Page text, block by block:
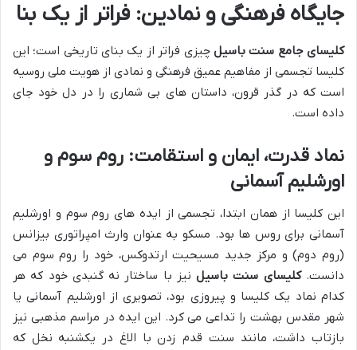
جایگاه فرهنگی و نمادین: فراتر از یک بنا
کلیسای جامع سنت باسیل چیزی فراتر از یک بنای تاریخی است؛ این
کلیسا تجسمی از مفاهیم عمیق فرهنگی و نمادی از هویت ملی روسیه
است که در گذر قرون، داستان های بی شماری را در دل خود جای
داده است.
نماد قدرت، ایمان و استقامت: روم سوم و
اورشلیم آسمانی
این کلیسا از همان ابتدا، تجسمی از ایده های روم سوم و اورشلیم
آسمانی برای روس ها بود. مسکو به عنوان وارث امپراتوری بیزانس
(روم دوم) و مرکز جدید مسیحیت ارتدوکس، خود را روم سوم می
دانست.کلیسای سنت باسیلنیز با ساختار نه گنبدی خود که هر
کدام نماد یک کلیسا و پیروزی بود، تصویری از اورشلیم آسمانی یا
شهر مقدس بهشت را تداعی می کرد. این ایده در مراسم مذهبی نیز
بازتاب داشت، مانند سنت قدم زدن با الاغ در یکشنبه نخل که